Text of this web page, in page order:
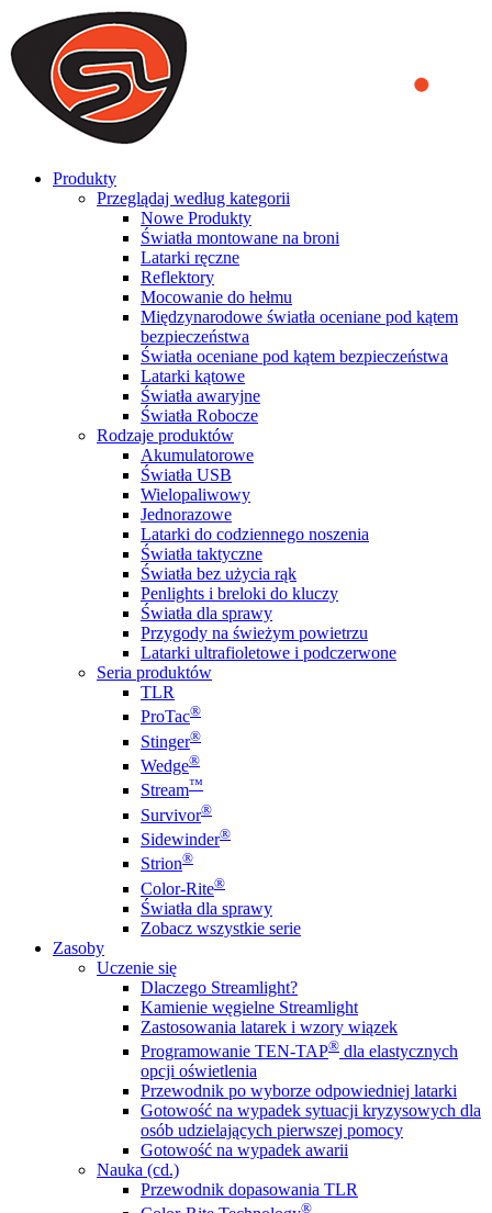
We use cookies to ensure that we provide you the best experience
on our website. By continuing to browse this website, you accept
that cookies are used to help us analyze how the website is used and
to offer you a better experience. To learn more or to find out how
you can disable cookies, you can access our
Produkty
Przeglądaj według kategorii
Nowe Produkty
Światła montowane na broni
Latarki ręczne
Reflektory
Mocowanie do hełmu
Międzynarodowe światła oceniane pod kątem
bezpieczeństwa
Światła oceniane pod kątem bezpieczeństwa
Latarki kątowe
Światła awaryjne
Światła Robocze
Rodzaje produktów
Akumulatorowe
Światła USB
Wielopaliwowy
Jednorazowe
Latarki do codziennego noszenia
Światła taktyczne
Światła bez użycia rąk
Penlights i breloki do kluczy
Światła dla sprawy
Przygody na świeżym powietrzu
Latarki ultrafioletowe i podczerwone
Seria produktów
TLR
ProTac®
Stinger®
Wedge®
Stream™
Survivor®
Sidewinder®
Strion®
Color-Rite®
Światła dla sprawy
Zobacz wszystkie serie
Zasoby
Uczenie się
Dlaczego Streamlight?
Kamienie węgielne Streamlight
Zastosowania latarek i wzory wiązek
Programowanie TEN-TAP® dla elastycznych
opcji oświetlenia
Przewodnik po wyborze odpowiedniej latarki
Gotowość na wypadek sytuacji kryzysowych dla
osób udzielających pierwszej pomocy
Gotowość na wypadek awarii
Nauka (cd.)
Przewodnik dopasowania TLR
®